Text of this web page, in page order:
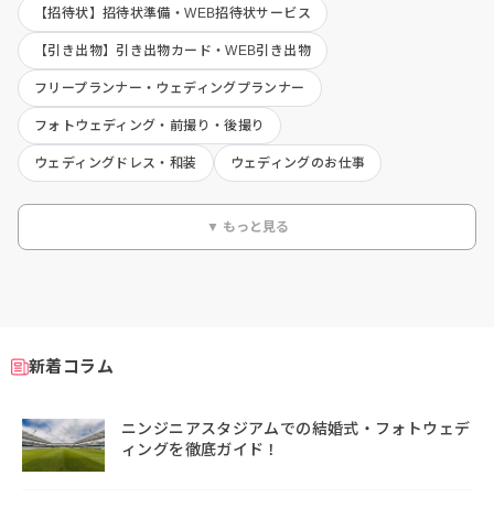
【招待状】招待状準備・WEB招待状サービス
【引き出物】引き出物カード・WEB引き出物
フリープランナー・ウェディングプランナー
フォトウェディング・前撮り・後撮り
ウェディングドレス・和装 ウェディングのお仕事
▼ もっと見る
新着コラム
ニンジニアスタジアムでの結婚式・フォトウェデ
ィングを徹底ガイド！